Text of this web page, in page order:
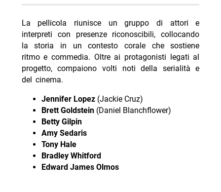
La pellicola riunisce un gruppo di attori e
interpreti con presenze riconoscibili, collocando
la storia in un contesto corale che sostiene
ritmo e commedia. Oltre ai protagonisti legati al
progetto, compaiono volti noti della serialità e
del cinema.
Jennifer Lopez(Jackie Cruz)
Brett Goldstein(Daniel Blanchflower)
Betty Gilpin
Amy Sedaris
Tony Hale
Bradley Whitford
Edward James Olmos